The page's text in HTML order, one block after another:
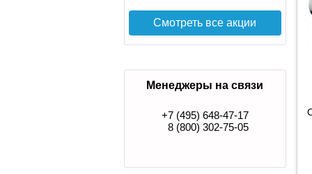
Смотреть все акции
Менеджеры на связи
+7 (495) 648-47-17
8 (800) 302-75-05